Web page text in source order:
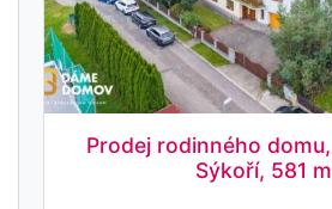
Prodej rodinného
Sýkoří, 581 m